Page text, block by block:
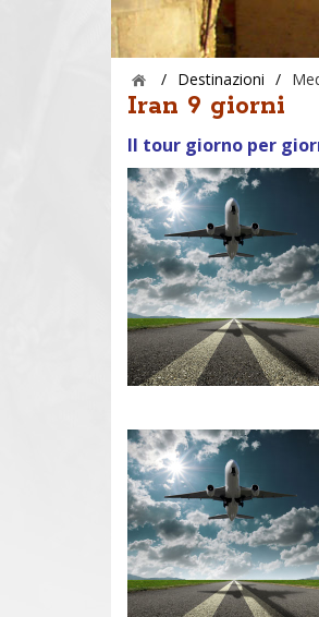
/ Destinazioni /
Iran 9 giorni
Il tour giorno per